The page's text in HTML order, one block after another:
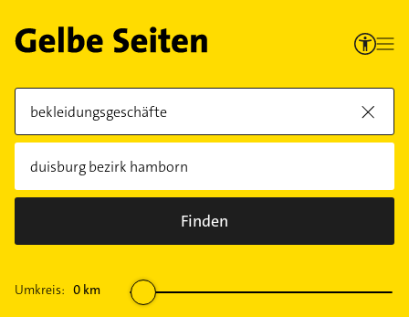
Finden
Umkreis: 0 km